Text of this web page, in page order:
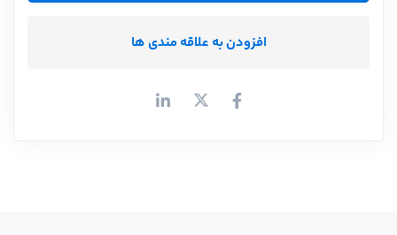
افزودن به علاقه مندی ها